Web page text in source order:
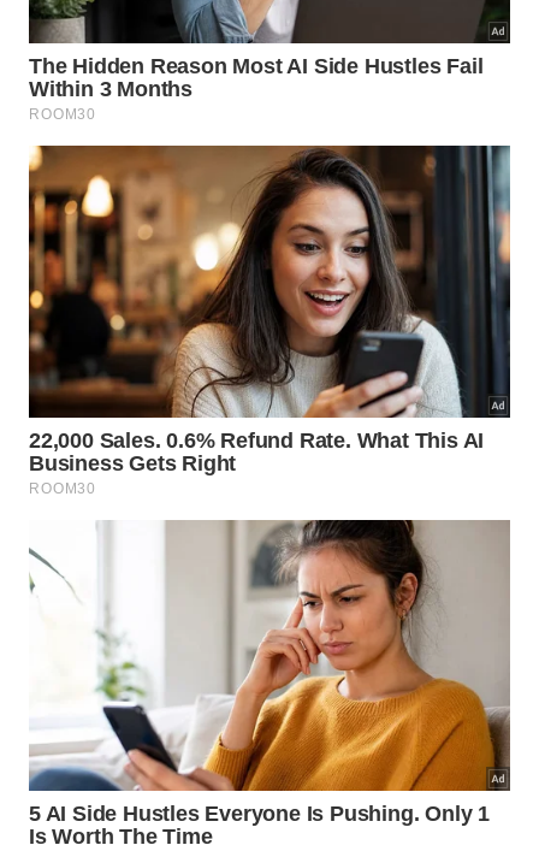
Veja algumas das principais características que
definem essa formação:
Localização central estratégica perto da grande
concentração de massa.
Presença de múltiplas galáxias brilhantes
dispostas como joias celestes.
Histórico de poucos estudos devido ao bloqueio
da poeira estelar.
Por que essa região ficou escondida
por tanto tempo?
A poeira densa e as incontáveis estrelas localizadas
no plano da nossa própria galáxia criam uma
barreira intransponível. Essa obstrução física
bloqueia a passagem da luz, escondendo sistemas
inteiros e gerando uma complexa zona deevitação
visual no
astronômico.
Barreiras cósmicas semelhantes impedem que
telescópios convencionais capturem imagens nítidas
dessas galáxias distantes. Superar essas limitations
visuais exige tecnologias avançadas de observação,
capazes de contornar a poeira galáctica para
revelar os segredos ocultos dessa força deatração
massiva eespetacular.